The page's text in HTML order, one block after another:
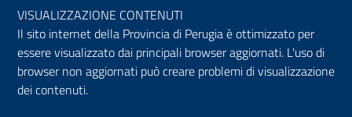
VISUALIZZAZIONE CONTENUTI
Il sito internet della Provincia di Perugia è ottimizzato per
essere visualizzato dai principali browser aggiornati. L'uso di
browser non aggiornati può creare problemi di visualizzazione
dei contenuti.